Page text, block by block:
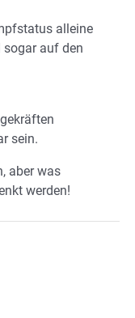
alleine
auf den
sein.
aber was
werden!